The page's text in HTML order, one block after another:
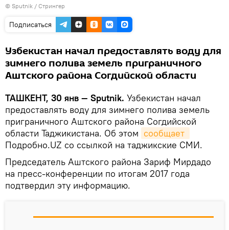
© Sputnik / Стрингер
Подписаться
Узбекистан начал предоставлять воду для
зимнего полива земель приграничного
Аштского района Согдийской области
ТАШКЕНТ, 30 янв — Sputnik. Узбекистан начал
предоставлять воду для зимнего полива земель
приграничного Аштского района Согдийской
области Таджикистана. Об этом
Подробно.UZ со ссылкой на таджикские СМИ.
Председатель Аштского района Зариф Мирдадо
на пресс-конференции по итогам 2017 года
подтвердил эту информацию.